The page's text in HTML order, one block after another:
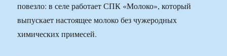
повезло: в селе работает СПК «Молоко», который
выпускает настоящее молоко без чужеродных
химических примесей.